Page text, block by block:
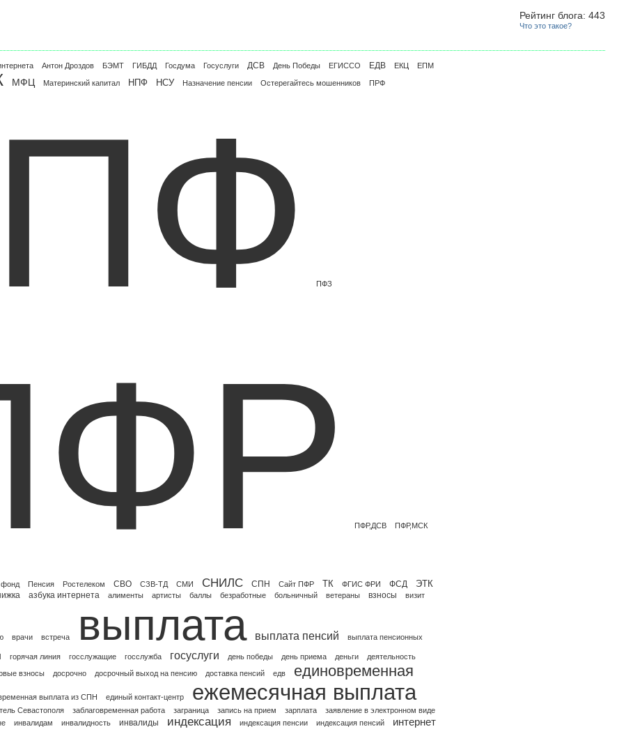
Рейтинг блога: 443
Что это такое?
Антон Дроздов БЭМТ ГИБДД Госдума Госуслуги ДСВ День Победы ЕГИССО ЕДВ ЕКЦ ЕПМ
МФЦ Материнский капитал НПФ НСУ Назначение пенсии Остерегайтесь мошенников ПРФ
ПФ ПФЗ
ПФР,ДСВ ПФР,МСК
фонд Пенсия Ростелеком СВО СЗВ-ТД СМИ СНИЛС СПН Сайт ПФР ТК ФГИС ФРИ ФСД ЭТК
азбука интернета алименты артисты баллы безработные больничный ветераны взносы визит
врачи встреча выплата выплата пенсий выплата пенсионных
горячая линия госслужащие госслужба госуслуги день победы день приема деньги
деятельность
взносы
досрочно досрочный выход на пенсию доставка пенсий едв
единовременная
выплата из СПН единый контакт-центр ежемесячная выплата
Севастополя заблаговременная работа заграница запись на прием зарплата
заявление в электронном виде
инвалидам инвалидность инвалиды индексация индексация пенсии индексация пенсий интернет